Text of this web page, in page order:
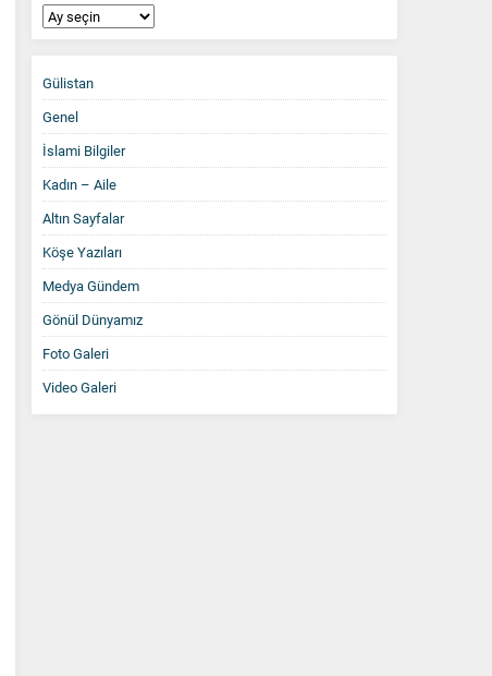
Gülistan
Arşiv
Gülistan
Genel
İslami Bilgiler
Kadın – Aile
Altın Sayfalar
Köşe Yazıları
Medya Gündem
Gönül Dünyamız
Foto Galeri
Video Galeri